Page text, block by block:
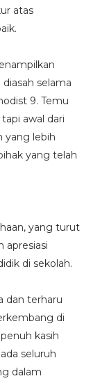
atas
selama
9. Temu
awal dari
yang lebih
yang telah
yang turut
apresiasi
di sekolah.
dan terharu
di
kasih
seluruh
dalam